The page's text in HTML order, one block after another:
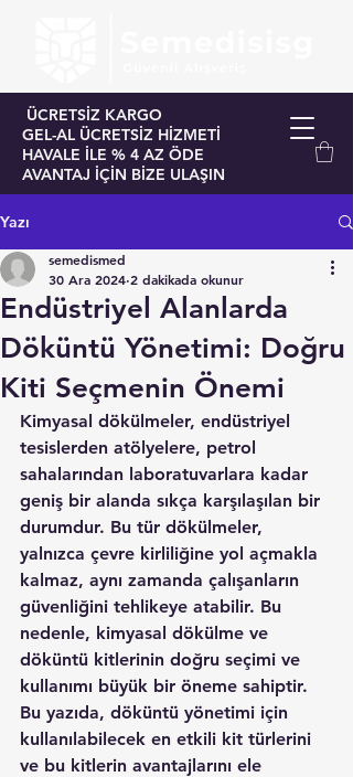
ÜCRETSİZ KARGO
GEL-AL ÜCRETSİZ HİZMETİ
HAVALE İLE % 4 AZ ÖDE
AVANTAJ İÇİN BİZE ULAŞIN
Yazı
Endüstriyel Alanlarda
Döküntü Yönetimi: Doğru
Kiti Seçmenin Önemi
semedismed
30 Ara 2024 2 dakikada okunur
Kimyasal dökülmeler, endüstriyel
tesislerden atölyelere, petrol
sahalarından laboratuvarlara kadar
geniş bir alanda sıkça karşılaşılan bir
durumdur. Bu tür dökülmeler,
yalnızca çevre kirliliğine yol açmakla
kalmaz, aynı zamanda çalışanların
güvenliğini tehlikeye atabilir. Bu
nedenle, kimyasal dökülme ve
döküntü kitlerinin doğru seçimi ve
kullanımı büyük bir öneme sahiptir.
Bu yazıda, döküntü yönetimi için
kullanılabilecek en etkili kit türlerini
ve bu kitlerin avantajlarını ele